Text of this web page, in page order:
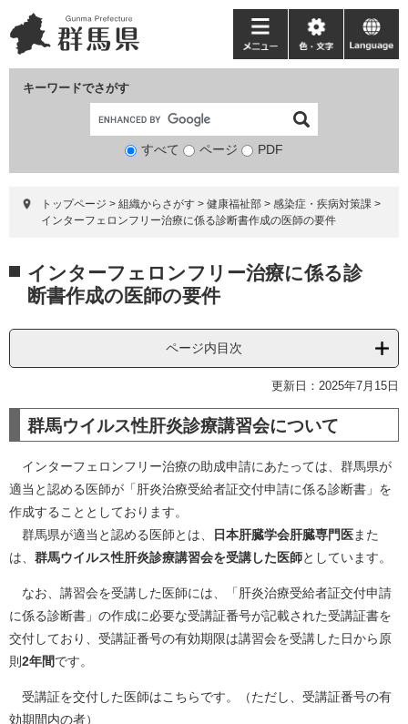
ー
ジ
ニ
ュ
て
キーワードでさがす
検
象
すべて ページ PDF
メ
ニ
ー
色・
文
language
トップページ > 組織からさがす > 健康福祉部 > 感染症・疾病対策課 >
インターフェロンフリー治療に係る診断書作成の医師の要件
文 インターフェロンフリー治療に係る診
断書作成の医師の要件
ページ内目次
更新日：2025年7月15日
群馬ウイルス性肝炎診療講習会について
インターフェロンフリー治療の助成申請にあたっては、群馬県が
適当と認める医師が「肝炎治療受給者証交付申請に係る診断書」を
作成することとしております。
群馬県が適当と認める医師とは、
日本肝臓学会肝臓専門医また
は、 群馬ウイルス性肝炎診療講習会を受講した医師としています。
なお、講習会を受講した医師には、「肝炎治療受給者証交付申請
に係る診断書」の作成に必要な受講証番号が記載された受講証書を
交付しており、受講証番号の有効期限は講習会を受講した日から原
則 2年間です。
受講証を交付した医師はこちらです。（ただし、受講証番号の有
効期間内の者）